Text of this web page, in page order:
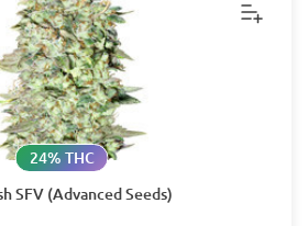
SFV (Advanced Seeds)
24% THC